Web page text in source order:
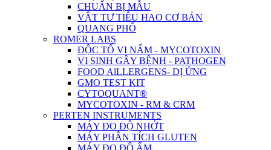
CHUẨN BỊ MẪU
VẬT TƯ TIÊU HAO CƠ BẢN
QUANG PHỔ
ROMER LABS
ĐỘC TỐ VI NẤM - MYCOTOXIN
VI SINH GÂY BỆNH - PATHOGEN
FOOD AlLLERGENS- DỊ ỨNG
GMO TEST KIT
CYTOQUANT®
MYCOTOXIN - RM & CRM
PERTEN INSTRUMENTS
MÁY ĐO ĐỘ NHỚT
MÁY PHÂN TÍCH GLUTEN
MÁY ĐO ĐỘ ẨM